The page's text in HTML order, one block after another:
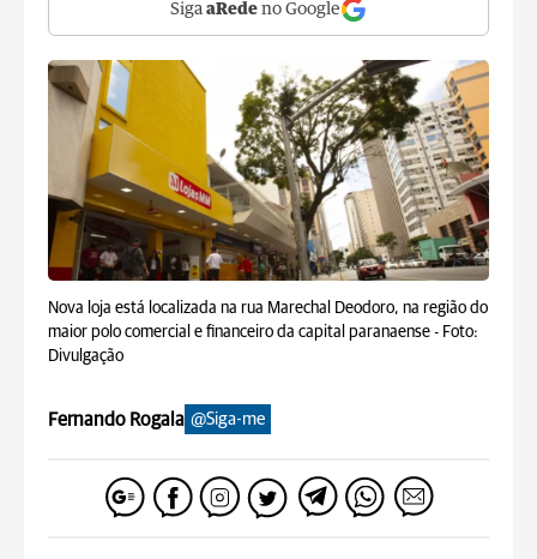
Siga aRede no Google
Nova loja está localizada na rua Marechal Deodoro, na região do
maior polo comercial e financeiro da capital paranaense - Foto:
Divulgação
Fernando Rogala @Siga-me